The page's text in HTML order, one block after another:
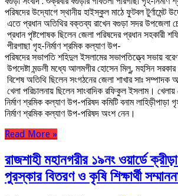
পরিষদের উদ্যোগে স্থানীয় হাইস্কুল মাঠে ফুটবল টুর্ণামেন্ট
এতে প্রধান অতিথির বক্তব্য রাখেন বগুড়া সদর উপজেলা
প্রধান পৃষ্টপোষক ছিলেন জেলা পরিষদের প্রধান সহকারী
পীরগাছা গৃহ-নির্মাণ শ্রমিক কল্যাণ উপ-
পরিষদের সভাপতি শহিদুল ইসলামের সভাপতিত্ত্বে সভায়
উপদেষ্টা মন্ডলী মধ্যে আলমগীর হোসেন মিলু, মহসিন
বিশেষ অতিথি ছিলেন সংগঠনের জেলা শাখার সাঃ
খেলা পরিচালনায় ছিলেন সাংবাদিক রফিকুল ইসলাম।
নির্মাণ শ্রমিক কল্যাণ উপ-পরিষদ কমিটি বনাম লাহিড়ীপাড়া
নির্মাণ শ্রমিক কল্যাণ উপ-পরিষদ অংশ নেন।
Read More »
রাজশাহী মহানগরীর ১৯নং ওয়ার্ডে
পুরস্কার বিতরণ ও কৃষি শিক্ষার্থী